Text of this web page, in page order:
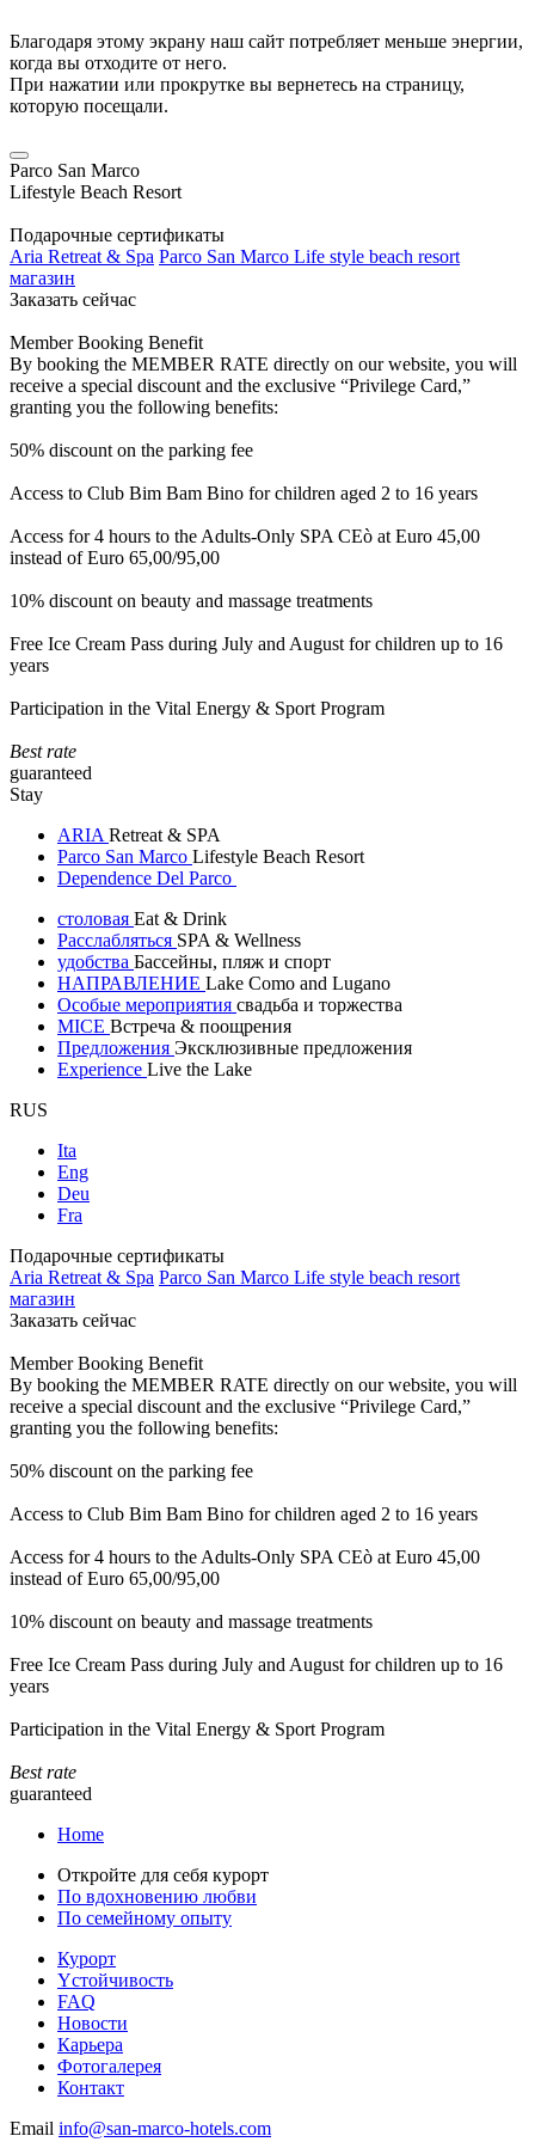
Благодаря этому экрану наш сайт потребляет меньше энергии,
когда вы отходите от него.
При нажатии или прокрутке вы вернетесь на страницу,
которую посещали.
Parco San Marco
Lifestyle Beach Resort
Подарочные сертификаты
Aria Retreat & Spa Parco San Marco Life style beach resort
магазин
Заказать сейчас
Member Booking Benefit
By booking the MEMBER RATE directly on our website, you will
receive a special discount and the exclusive “Privilege Card,”
granting you the following benefits:
50% discount on the parking fee
Access to Club Bim Bam Bino for children aged 2 to 16 years
Access for 4 hours to the Adults-Only SPA CEò at Euro 45,00
instead of Euro 65,00/95,00
10% discount on beauty and massage treatments
Free Ice Cream Pass during July and August for children up to 16
years
Participation in the Vital Energy & Sport Program
Best rate
guaranteed
Stay
ARIA Retreat & SPA
Parco San Marco Lifestyle Beach Resort
Dependence Del Parco
столовая Eat & Drink
Расслабляться SPA & Wellness
удобства Бассейны, пляж и спорт
НАПРАВЛЕНИЕ Lake Como and Lugano
Особые мероприятия свадьба и торжества
MICE Встреча & поощрения
Предложения Эксклюзивные предложения
Experience Live the Lake
RUS
Ita
Eng
Deu
Fra
Подарочные сертификаты
Aria Retreat & Spa Parco San Marco Life style beach resort
магазин
Заказать сейчас
Member Booking Benefit
By booking the MEMBER RATE directly on our website, you will
receive a special discount and the exclusive “Privilege Card,”
granting you the following benefits:
50% discount on the parking fee
Access to Club Bim Bam Bino for children aged 2 to 16 years
Access for 4 hours to the Adults-Only SPA CEò at Euro 45,00
instead of Euro 65,00/95,00
10% discount on beauty and massage treatments
Free Ice Cream Pass during July and August for children up to 16
years
Participation in the Vital Energy & Sport Program
Best rate
guaranteed
Home
Откройте для себя курорт
По вдохновению любви
По семейному опыту
Курорт
Yстойчивость
FAQ
Новости
Карьера
Фотогалерея
Контакт
Email info@san-marco-hotels.com